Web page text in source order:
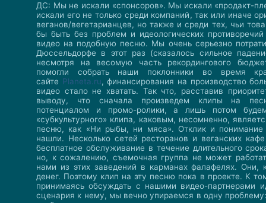
ДС: Мы не искали «спонсоров». Мы искали «продакт-
искали его не только среди компаний, так или иначе
веганов/вегетарианцев, но также и среди тех, чьи
бы быть без проблем и идеологических
видео на подобную песню. Мы очень серьезно
Дюссельдорфе в этот раз (сказалось сильное
несмотря на весомую часть рекордингового
помогли собрать наши поклонники во время
сайте Planeta.ru, финансирования на производство
видео стало не хватать. Так что, расставив
выводу, что сначала произведем клипы на
потенциалом и промо-ролики, а лишь потом
«субкультурного» клипа, каковым, несомненно,
песню, как «Ни рыбы, ни мяса». Отклик и
нашли. Несколько сетей ресторанов и веганских
бесплатное обслуживание в течение длительного
но, к сожалению, съемочная группа не может
нами из этих заведений в карманах фалафелях. Они,
денег. Поэтому клип на эту песню пока в проекте. К
принимаясь обсуждать с нашими видео-партнерами
сценария к нему, мы вечно упираемся в одну проблему: